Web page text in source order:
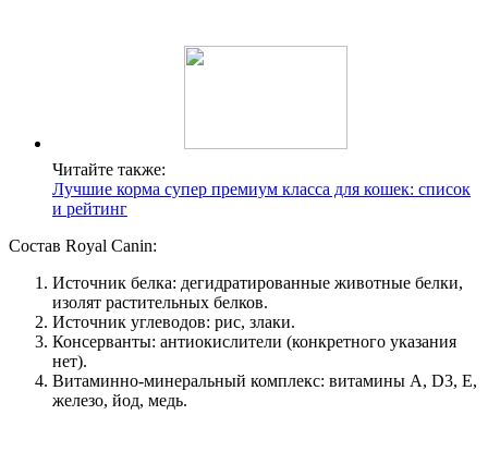
Читайте также:
Лучшие корма супер премиум класса для кошек: список
и рейтинг
Состав Royal Canin:
Источник белка: дегидратированные животные белки,
изолят растительных белков.
Источник углеводов: рис, злаки.
Консерванты: антиокислители (конкретного указания
нет).
Витаминно-минеральный комплекс: витамины А, D3, Е,
железо, йод, медь.